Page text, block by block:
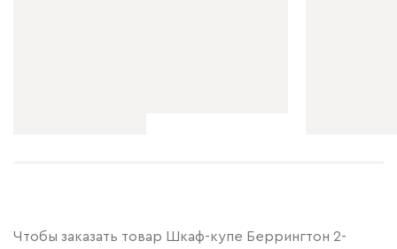
Чтобы заказать товар Шкаф-купе Беррингтон 2-